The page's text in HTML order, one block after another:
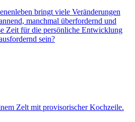
bringt viele Veränderungen
manchmal überfordernd und
Zeit für die persönliche Entwicklung
sein?